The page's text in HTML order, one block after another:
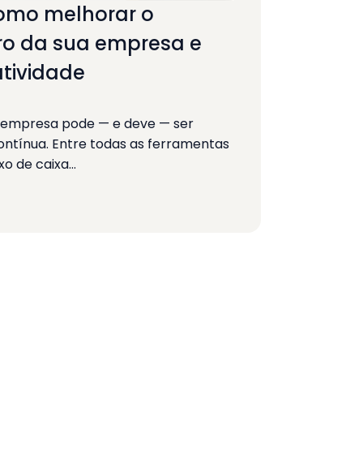
melhorar o
da sua empresa e
pode — e deve — ser
Entre todas as ferramentas
de caixa…